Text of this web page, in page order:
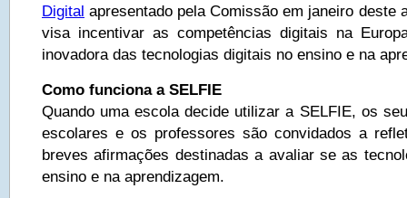
Digital apresentado pela Comissão em janeiro deste
visa incentivar as competências digitais na
inovadora das tecnologias digitais no ensino e na
Como funciona a SELFIE
Quando uma escola decide utilizar a SELFIE, os
escolares e os professores são convidados a
breves afirmações destinadas a avaliar se as
ensino e na aprendizagem.